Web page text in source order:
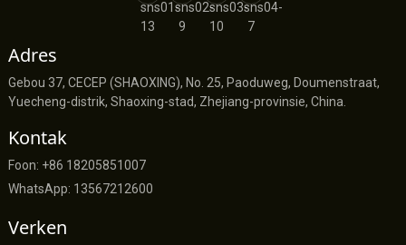
Adres
Gebou 37, CECEP (SHAOXING), No. 25, Paoduweg, Doumenstraat,
Yuecheng-distrik, Shaoxing-stad, Zhejiang-provinsie, China.
Kontak
Foon: +86 18205851007
WhatsApp: 13567212600
Verken